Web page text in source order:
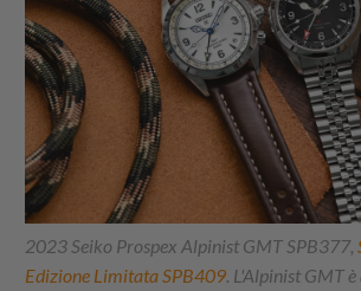
2023 Seiko Prospex Alpinist GMT SPB377,
Edizione Limitata SPB409 . L'Alpinist GMT